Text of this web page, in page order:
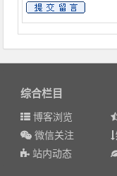
综合栏目
博客浏览
微信关注
站内动态